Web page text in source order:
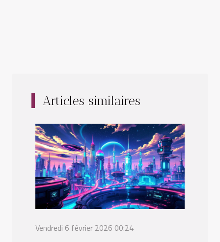
Articles similaires
Vendredi 6 février 2026 00:24